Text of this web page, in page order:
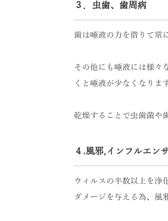
３．虫歯、歯周病
歯は唾液の力を借りて常
その他にも唾液には様々
くと唾液が少なくなります
乾燥することで虫歯菌や
４.風邪,インフルエン
ウィルスの半数以上を浄
ダメージを与える為、風